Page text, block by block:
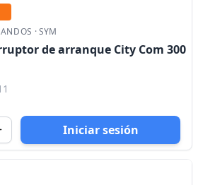
·SYM
de arranque City Com 300
Iniciar sesión